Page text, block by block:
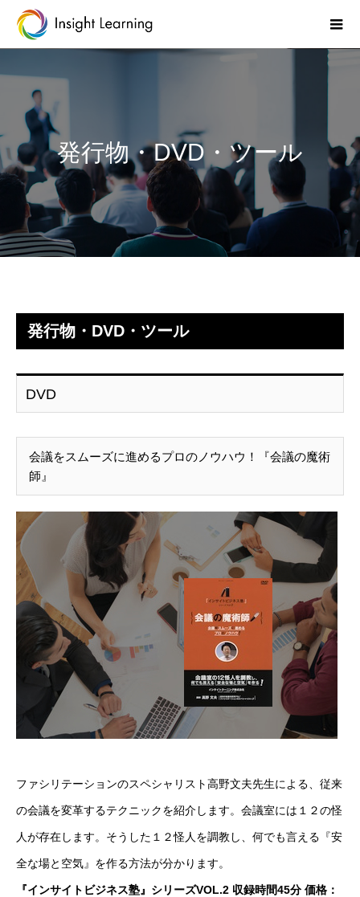
発行物・DVD・ツール
発行物・DVD・ツール
DVD
会議をスムーズに進めるプロのノウハウ！『会議の魔術
師』
ファシリテーションのスペシャリスト高野文夫先生による、従来
の会議を変革するテクニックを紹介します。会議室には１２の怪
人が存在します。そうした１２怪人を調教し、何でも言える『安
全な場と空気』を作る方法が分かります。
『インサイトビジネス塾』シリーズVOL.2 収録時間45分 価格：